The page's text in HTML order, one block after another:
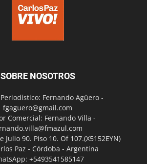
SOBRE NOSOTROS
Fernando Agüero -
fgaguero@gmail.com
Comercial: Fernando Villa -
Julio 90. Piso 10. Of 107.(X5152EYN)
Paz - Córdoba - Argentina
+5493541585147